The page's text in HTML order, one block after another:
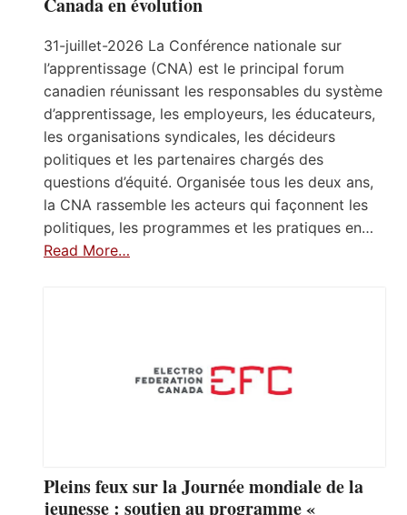
31-juillet-2026 La Conférence nationale sur
l’apprentissage (CNA) est le principal forum
canadien réunissant les responsables du système
d’apprentissage, les employeurs, les éducateurs,
les organisations syndicales, les décideurs
politiques et les partenaires chargés des
questions d’équité. Organisée tous les deux ans,
la CNA rassemble les acteurs qui façonnent les
politiques, les programmes et les pratiques en…
Read More…
Pleins feux sur la Journée mondiale de la
jeunesse : soutien au programme «